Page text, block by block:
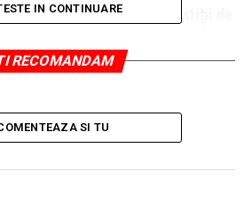
de jocuri video obține investiții de
IN CONTINUARE
RECOMANDAM
SI TU